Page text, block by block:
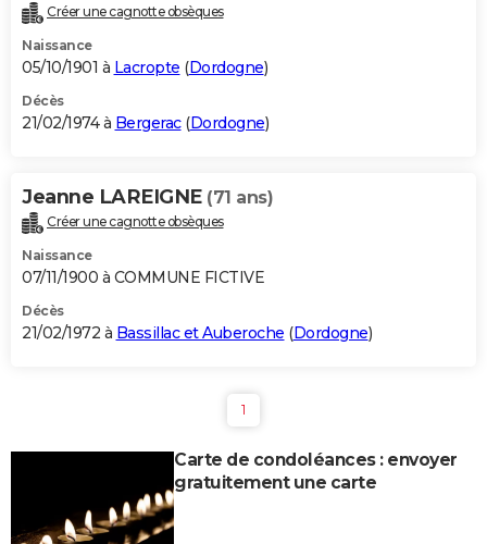
Créer une cagnotte obsèques
Naissance
05/10/1901 à Lacropte (Dordogne)
Décès
21/02/1974 à Bergerac(Dordogne)
Jeanne LAREIGNE (71 ans)
Créer une cagnotte obsèques
Naissance
07/11/1900 à COMMUNE FICTIVE
Décès
21/02/1972 à Bassillac et Auberoche (Dordogne)
1
Carte de condoléances : envoyer
gratuitement une carte